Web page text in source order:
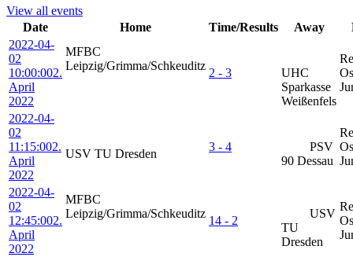
View all events
Date
Home Time/Results Away
2022-04-
02
10:00:002.
April
2022
MFBC
Leipzig/Grimma/Schkeuditz
2 - 3
UHC
Sparkasse
Weißenfels
2022-04-
02
11:15:002.
April
2022
USV TU Dresden
3 - 4
PSV
90 Dessau
2022-04-
02
12:45:002.
April
2022
MFBC
Leipzig/Grimma/Schkeuditz
14 - 2
USV
TU
Dresden